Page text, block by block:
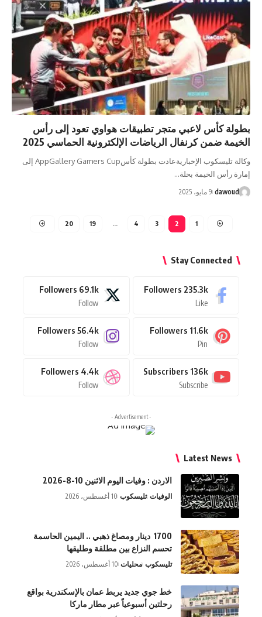
بطولة كأس لاعبي متجر تطبيقات هواوي تعود إلى رأس
الخيمة ضمن كرنفال الرياضات الإلكترونية الحماسي 2025
وكالة تليسكوب الإخباريةعادت بطولة كأسAppGallery Gamers Cup إلى
إمارة رأس الخيمة بحلة…
dawoud 9 مايو، 2025
1
2
3
4
…
19
20
Stay Connected
235.3k
Followers
Like
69.1k
Followers
Follow
11.6k
Followers
Pin
56.4k
Followers
Follow
136k
Subscribers
Subscribe
4.4k
Followers
Follow
- Advertisement -
Latest News
الاردن : وفيات اليوم الاثنين 10-8-2026
الوفيات تليسكوب 10 أغسطس، 2026
1700 دينار ومصاغ ذهبي .. اليمين الحاسمة
تحسم النزاع بين مطلقة وطليقها
تليسكوب محليات 10 أغسطس، 2026
خط جوي جديد يربط عمان بالإسكندرية بواقع
رحلتين أسبوعياً عبر مطار ماركا